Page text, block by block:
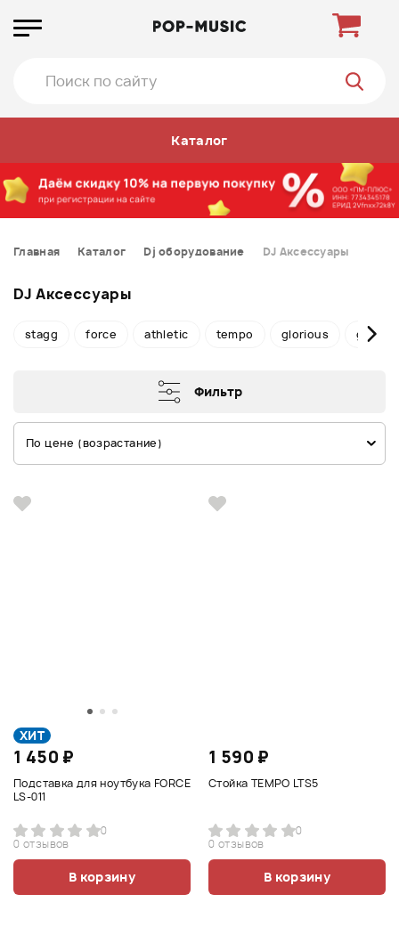
Каталог
Главная Каталог Dj оборудование DJ Аксессуары
DJ Аксессуары
stagg force athletic tempo glorious gator
Фильтр
По цене (возрастание)
ХИТ
1 450 ₽
Подставка для ноутбука FORCE
LS-011
0
0 отзывов
В корзину
1 590 ₽
Стойка TEMPO LTS5
0
0 отзывов
В корзину